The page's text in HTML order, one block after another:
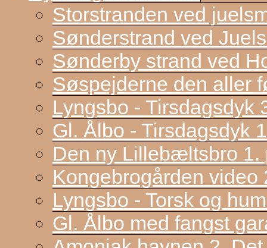
Storstranden ved
Sønderstrand ved
Sønderby strand ved
Søspejderne den aller
Lyngsbo - Tirsdagsdyk
Gl. Ålbo - Tirsdagsdyk
Den ny Lillebæltsbro 1.
Kongebrogården video
Lyngsbo - Torsk og
Gl. Ålbo med fangst